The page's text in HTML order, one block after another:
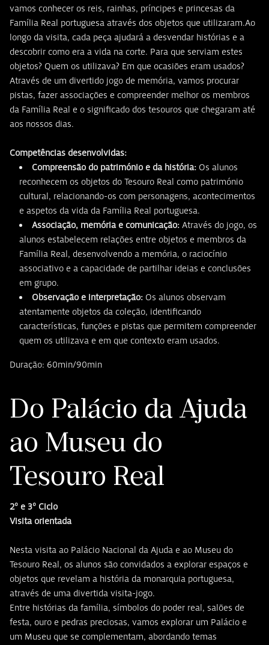
vamos conhecer os reis, rainhas, príncipes e princesas da
Família Real portuguesa através dos objetos que utilizaram.Ao
longo da visita, cada peça ajudará a desvendar histórias e a
descobrir como era a vida na corte. Para que serviam estes
objetos? Quem os utilizava? Em que ocasiões eram usados?
Através de um divertido jogo de memória, vamos procurar
pistas, fazer associações e compreender melhor os membros
da Família Real e o significado dos tesouros que chegaram até
aos nossos dias.
Competências desenvolvidas:
Compreensão do património e da história: Os alunos
reconhecem os objetos do Tesouro Real como património
cultural, relacionando-os com personagens, acontecimentos
e aspetos da vida da Família Real portuguesa.
Associação, memória e comunicação: Através do jogo, os
alunos estabelecem relações entre objetos e membros da
Família Real, desenvolvendo a memória, o raciocínio
associativo e a capacidade de partilhar ideias e conclusões
em grupo.
Observação e interpretação: Os alunos observam
atentamente objetos da coleção, identificando
características, funções e pistas que permitem compreender
quem os utilizava e em que contexto eram usados.
Duração: 60min/90min
Do Palácio da Ajuda
ao Museu do
Tesouro Real
2º e 3º Ciclo
Visita orientada
Nesta visita ao Palácio Nacional da Ajuda e ao Museu do
Tesouro Real, os alunos são convidados a explorar espaços e
objetos que revelam a história da monarquia portuguesa,
através de uma divertida visita-jogo.
Entre histórias da família, símbolos do poder real, salões de
festa, ouro e pedras preciosas, vamos explorar um Palácio e
um Museu que se complementam, abordando temas